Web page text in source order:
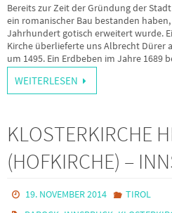
Bereits zur Zeit der Gründung der
ein romanischer Bau bestanden
Jahrhundert gotisch erweitert wurde.
Kirche überlieferte uns Albrecht Dürer
um 1495. Ein Erdbeben im Jahre 1689
WEITERLESEN
KLOSTERKIRCHE
(HOFKIRCHE) –
19. NOVEMBER 2014
TIROL